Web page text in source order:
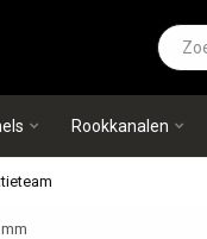
Rookkanalen